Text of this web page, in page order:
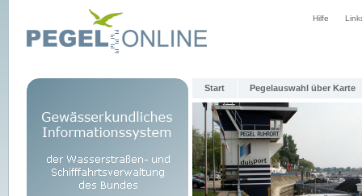
Hilfe
Start Pegelauswahl über Karte